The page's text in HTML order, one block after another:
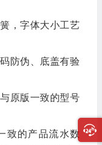
，字体大小工艺
防伪、底盖有验
原版一致的型号
致的产品流水数